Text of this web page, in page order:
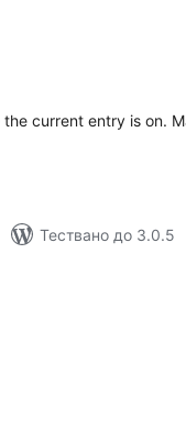
current entry is on.
Тествано до 3.0.5